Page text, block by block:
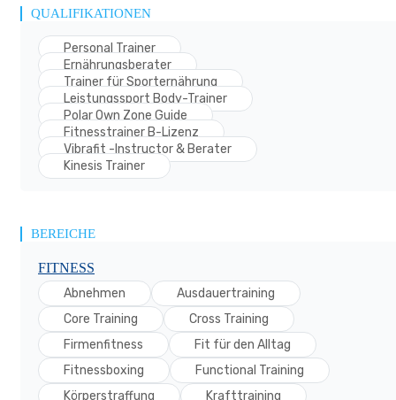
QUALIFIKATIONEN
Personal Trainer
Ernährungsberater
Trainer für Sporternährung
Leistungssport Body-Trainer
Polar Own Zone Guide
Fitnesstrainer B-Lizenz
Vibrafit -Instructor & Berater
Kinesis Trainer
BEREICHE
FITNESS
Abnehmen
Ausdauertraining
Core Training
Cross Training
Firmenfitness
Fit für den Alltag
Fitnessboxing
Functional Training
Körperstraffung
Krafttraining